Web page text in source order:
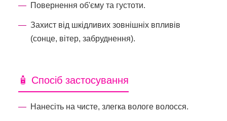
Повернення об'єму та густоти.
Захист від шкідливих зовнішніх впливів
(сонце, вітер, забруднення).
🧴 Спосіб застосування
Нанесіть на чисте, злегка вологе волосся.